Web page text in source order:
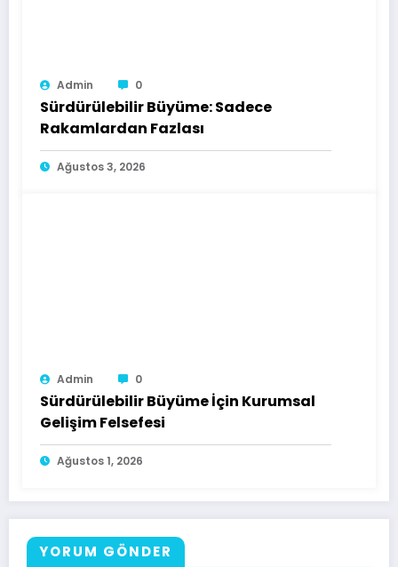
Admin 0
Sürdürülebilir Büyüme: Sadece
Rakamlardan Fazlası
Ağustos 3, 2026
Admin 0
Sürdürülebilir Büyüme İçin Kurumsal
Gelişim Felsefesi
Ağustos 1, 2026
YORUM GÖNDER